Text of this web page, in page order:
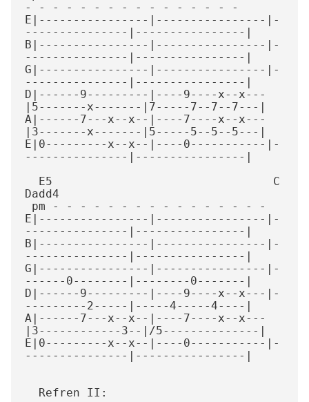
- - - - - - - - - - - - - - - -
E|----------------|----------------|-
---------------|----------------|
B|----------------|----------------|-
---------------|----------------|
G|----------------|----------------|-
---------------|----------------|
D|------9---------|----9----x--x---
|5-------x-------|7-----7--7--7---|
A|------7---x--x--|----7----x--x---
|3-------x-------|5-----5--5--5---|
E|0---------x--x--|----0-----------|-
---------------|----------------|
Dadd4
E|----------------|----------------|-
---------------|----------------|
B|----------------|----------------|-
---------------|----------------|
G|----------------|----------------|-
------0--------|--------0-------|
D|------9---------|----9----x--x---|-
---------2-----|-----4-----4----|
A|------7---x--x--|----7----x--x---
|3------------3--|/5--------------|
E|0---------x--x--|----0-----------|-
---------------|----------------|